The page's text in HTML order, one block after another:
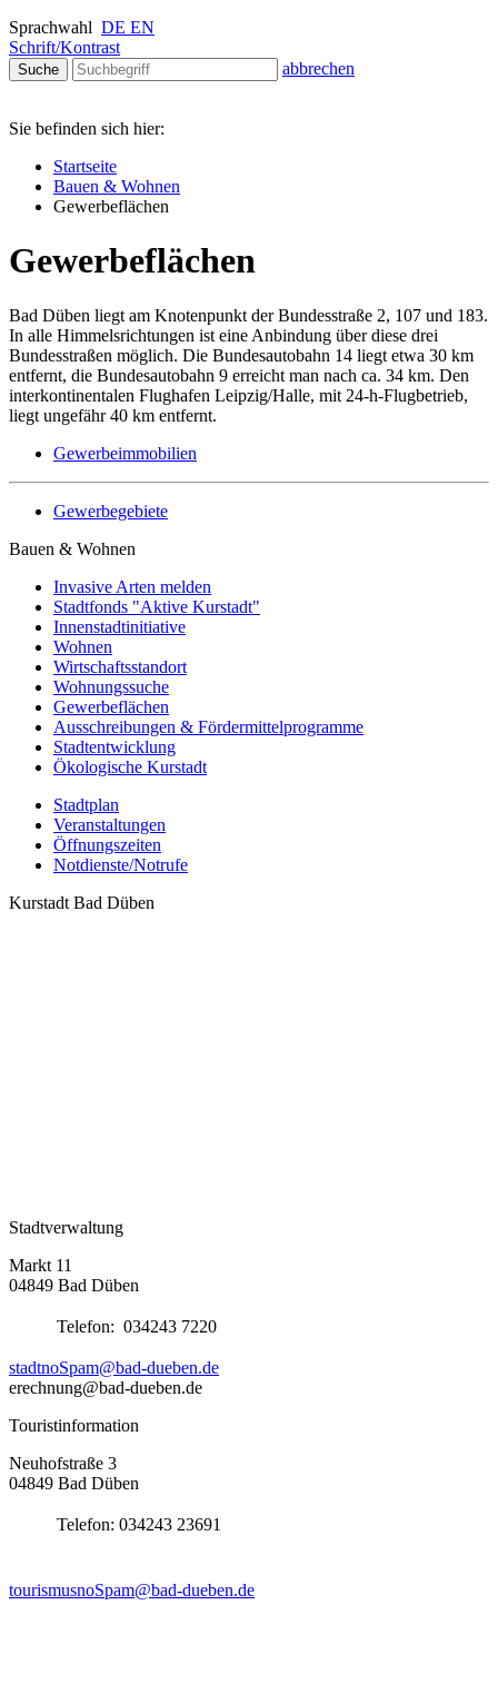
Sprachwahl DE EN
Schrift/Kontrast
Suche abbrechen
Sie befinden sich hier:
Startseite
Bauen & Wohnen
Gewerbeflächen
Gewerbeflächen
Bad Düben liegt am Knotenpunkt der Bundesstraße 2, 107 und 183.
In alle Himmelsrichtungen ist eine Anbindung über diese drei
Bundesstraßen möglich. Die Bundesautobahn 14 liegt etwa 30 km
entfernt, die Bundesautobahn 9 erreicht man nach ca. 34 km. Den
interkontinentalen Flughafen Leipzig/Halle, mit 24-h-Flugbetrieb,
liegt ungefähr 40 km entfernt.
Gewerbeimmobilien
Gewerbegebiete
Bauen & Wohnen
Invasive Arten melden
Stadtfonds "Aktive Kurstadt"
Innenstadtinitiative
Wohnen
Wirtschaftsstandort
Wohnungssuche
Gewerbeflächen
Ausschreibungen & Fördermittelprogramme
Stadtentwicklung
Ökologische Kurstadt
Stadtplan
Veranstaltungen
Öffnungszeiten
Notdienste/Notrufe
Kurstadt Bad Düben
Stadtverwaltung
Markt 11
04849 Bad Düben
Telefon: 034243 7220
stadtnoSpam@bad-dueben.de
erechnung@bad-dueben.de
Touristinformation
Neuhofstraße 3
04849 Bad Düben
Telefon: 034243 23691
tourismusnoSpam@bad-dueben.de